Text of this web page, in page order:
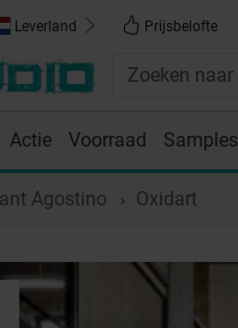
Leverland Prijsbelofte
Actie Voorraad Samples
en Inspiratie Showroom
Agostino Oxidart